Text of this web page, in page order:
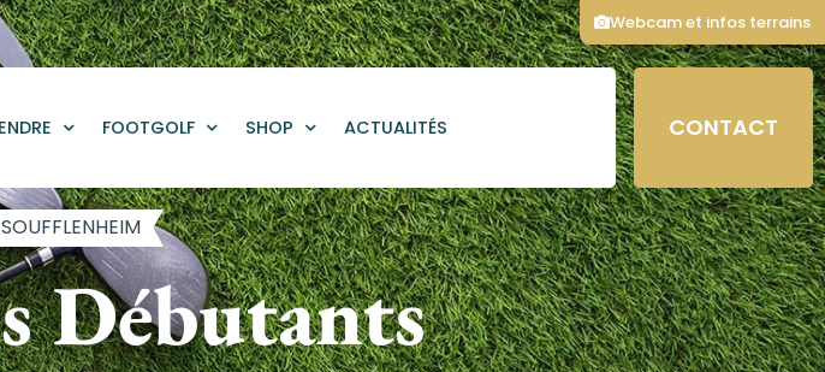
FOOTGOLF SHOP ACTUALITÉS CONTACT
Débutants
Webcam et infos terrains